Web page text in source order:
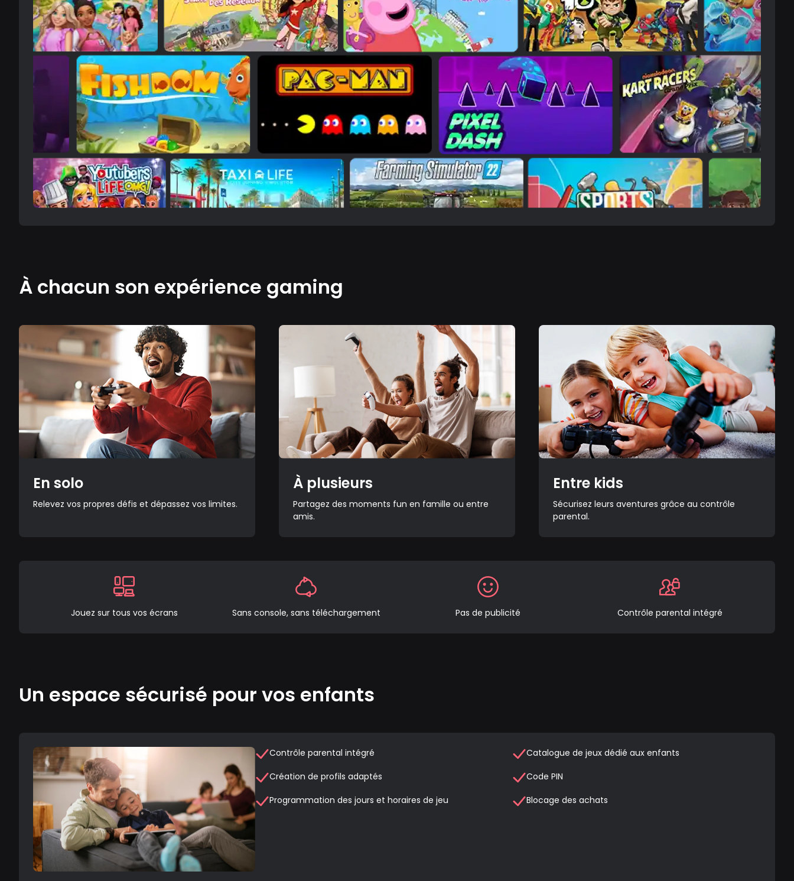
À chacun son expérience gaming
En solo
Relevez vos propres défis et dépassez vos limites.
À plusieurs
Partagez des moments fun en famille ou entre
amis.
Entre kids
Sécurisez leurs aventures grâce au contrôle
parental.
Jouez sur tous vos écrans Sans console, sans téléchargement Pas de publicité Contrôle parental intégré
Un espace sécurisé pour vos enfants
Contrôle parental intégré
Création de profils adaptés
Programmation des jours et horaires de jeu
Catalogue de jeux dédié aux enfants
Code PIN
Blocage des achats